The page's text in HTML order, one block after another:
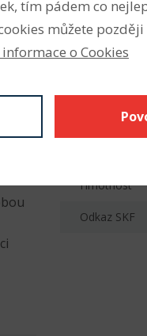
Šířka - B
Radiální vůle
Materiál
Hmotnost
Odkaz SKF
tím pádem co
můžete
o Cookies